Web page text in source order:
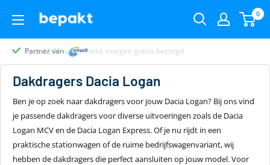
0
22.00uur gratis
Partner van
Partner van
Klantenbeoordeling 9.4
Dakdragers Dacia Logan
Ben je op zoek naar dakdragers voor jouw Dacia Logan? Bij ons vind
je passende dakdragers voor diverse uitvoeringen zoals de Dacia
Logan MCV en de Dacia Logan Express. Of je nu rijdt in een
praktische stationwagen of de ruime bedrijfswagenvariant, wij
hebben de dakdragers die perfect aansluiten op jouw model. Voor